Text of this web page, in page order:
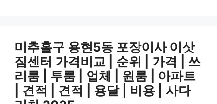
미추홀구 용현5동 포장이사 이삿
짐센터 가격비교 | 순위 | 가격 | 쓰
리룸 | 투룸 | 업체 | 원룸 | 아파트
| 견적 | 견적 | 용달 | 비용 | 사다